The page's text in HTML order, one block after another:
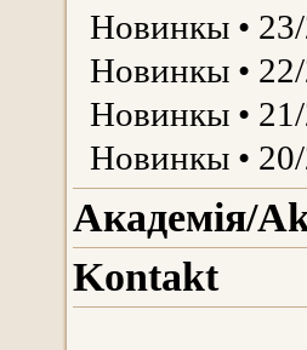
Новинкы •
Новинкы •
Новинкы •
Новинкы •
Aкадемія/
Kontakt